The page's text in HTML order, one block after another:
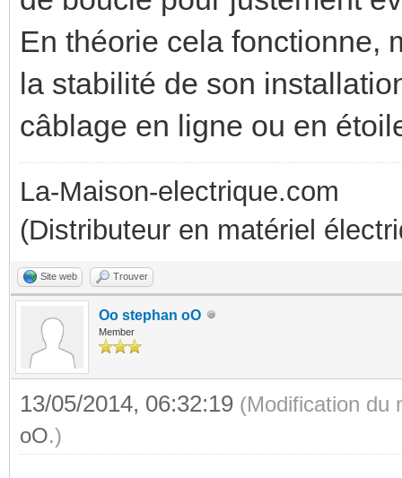
En théorie cela fonctionne,
la stabilité de son
câblage en ligne ou en
La-Maison-electrique.com
(Distributeur en matériel
Site web Trouver
Oo stephan oO
Member
13/05/2014, 06:32:19 (Modification du
oO.)